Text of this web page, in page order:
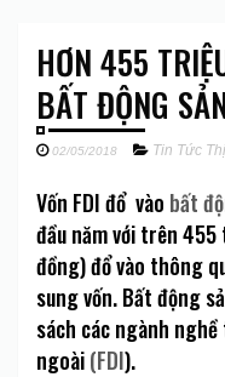
HƠN 455
BẤT ĐỘNG
02/05/2018 Tin Tức
Vốn FDI đổ vào bất
đầu năm với trên
đồng) đổ vào thông
sung vốn. Bất động
sách các ngành
ngoài(FDI).